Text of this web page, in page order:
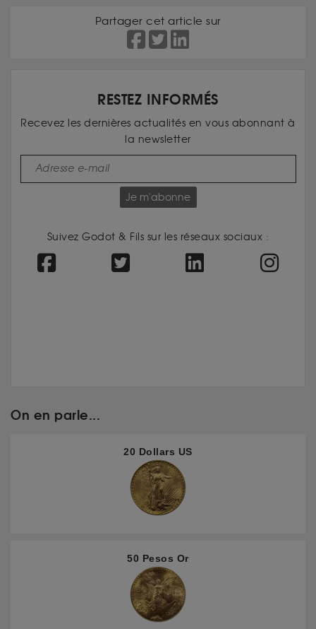
Partager cet article sur
RESTEZ INFORMÉS
Recevez les dernières actualités en vous abonnant à
la newsletter
Je m'abonne
Suivez Godot & Fils sur les réseaux sociaux :
On en parle...
20 Dollars US
50 Pesos Or